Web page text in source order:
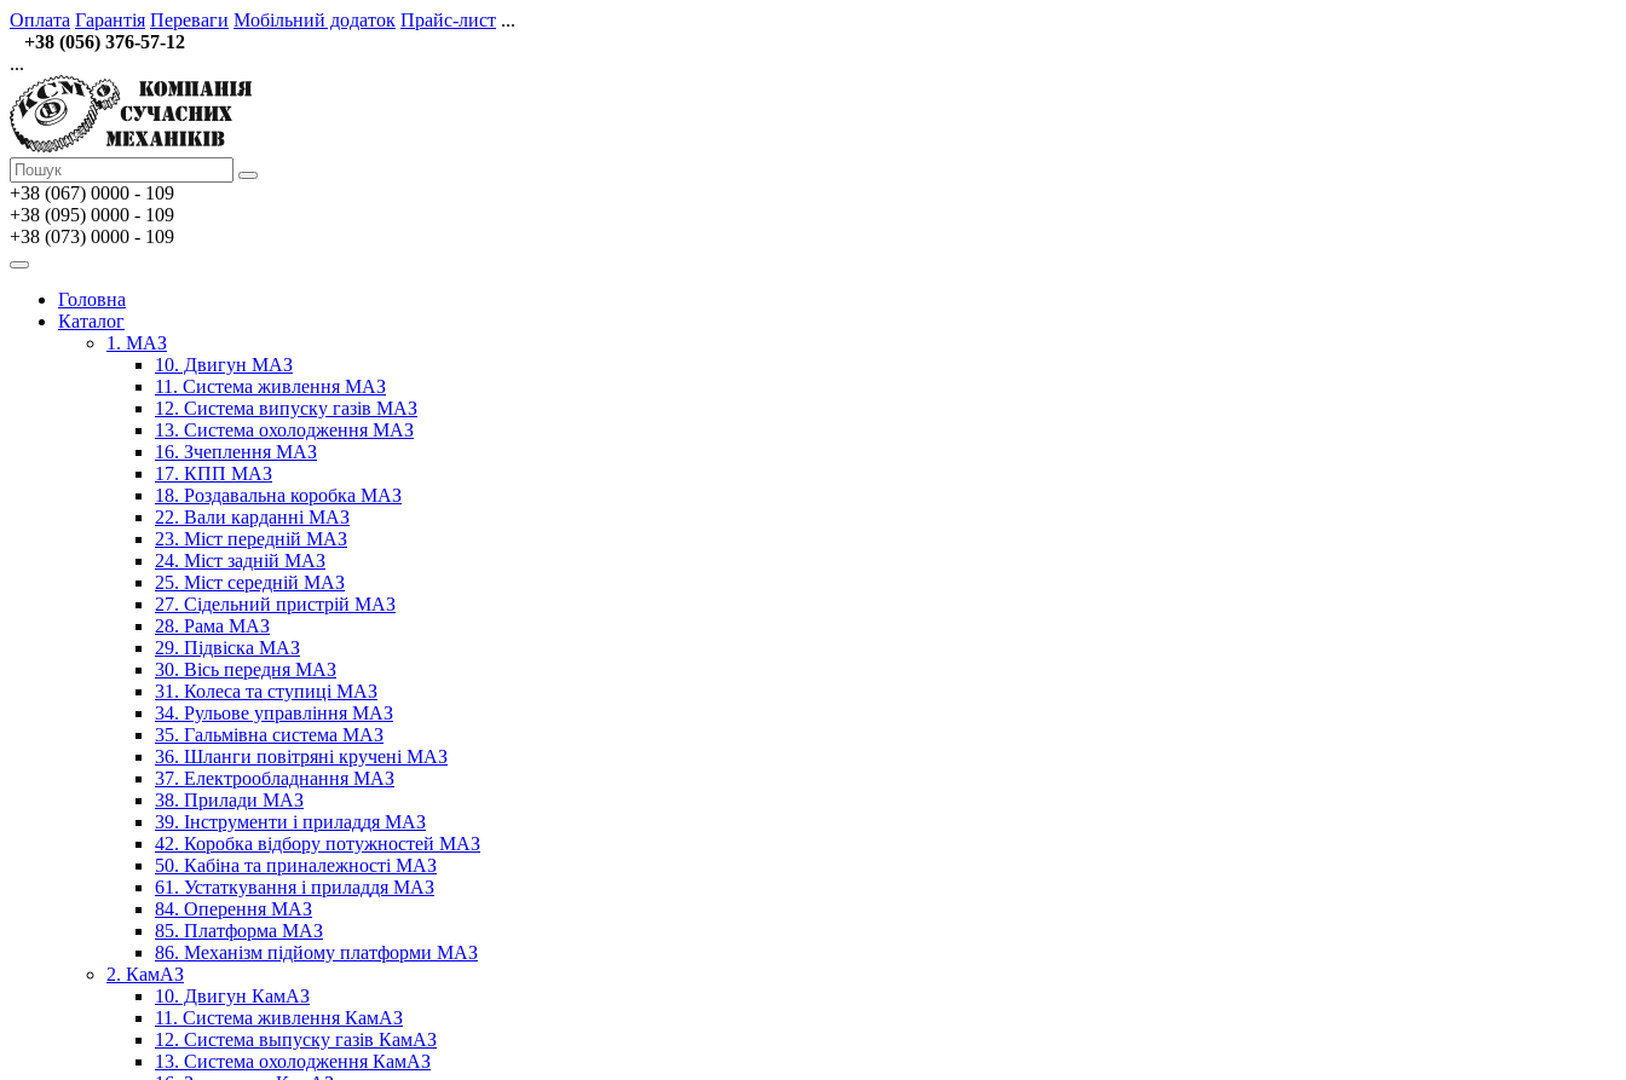
Оплата Гарантія Переваги Мобільний додаток Прайс-лист ...
+38 (056) 376-57-12
...
+38 (067) 0000 - 109
+38 (095) 0000 - 109
+38 (073) 0000 - 109
Головна
Каталог
1. МАЗ
10. Двигун МАЗ
11. Система живлення МАЗ
12. Система випуску газів МАЗ
13. Система охолодження МАЗ
16. Зчеплення МАЗ
17. КПП МАЗ
18. Роздавальна коробка МАЗ
22. Вали карданні МАЗ
23. Міст передній МАЗ
24. Міст задній МАЗ
25. Міст середній МАЗ
27. Сідельний пристрій МАЗ
28. Рама МАЗ
29. Підвіска МАЗ
30. Вісь передня МАЗ
31. Колеса та ступиці МАЗ
34. Рульове управління МАЗ
35. Гальмівна система МАЗ
36. Шланги повітряні кручені МАЗ
37. Електрообладнання МАЗ
38. Прилади МАЗ
39. Інструменти і приладдя МАЗ
42. Коробка відбору потужностей МАЗ
50. Кабіна та приналежності МАЗ
61. Устаткування і приладдя МАЗ
84. Оперення МАЗ
85. Платформа МАЗ
86. Механізм підйому платформи МАЗ
2. КамАЗ
10. Двигун КамАЗ
11. Система живлення КамАЗ
12. Система выпуску газів КамАЗ
13. Система охолодження КамАЗ